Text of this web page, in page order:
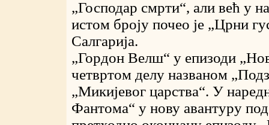
„Господар смрти“, али већ у
истом броју почео је „Црни
Салгарија.
„Гордон Велш“ у епизоди
четвртом делу названом
„Микијевог царства“. У
Фантома“ у нову авантуру